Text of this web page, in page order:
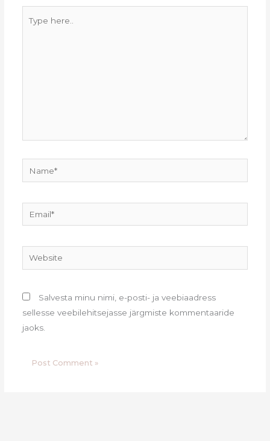
here..
Website
Salvesta minu nimi, e-posti- ja veebiaadress
sellesse veebilehitsejasse järgmiste kommentaaride
jaoks.